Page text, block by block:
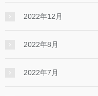
2022年12月
2022年8月
2022年7月